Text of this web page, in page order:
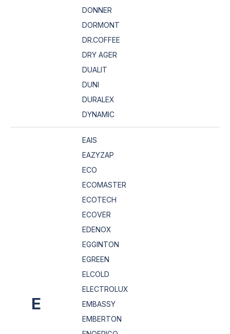
DONNER
DORMONT
DR.COFFEE
DRY AGER
DUALIT
DUNI
DURALEX
DYNAMIC
E
EAIS
EAZYZAP
ECO
ECOMASTER
ECOTECH
ECOVER
EDENOX
EGGINTON
EGREEN
ELCOLD
ELECTROLUX
EMBASSY
EMBERTON